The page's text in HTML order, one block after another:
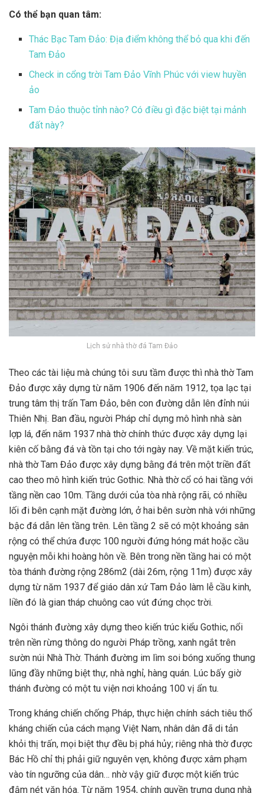
Có thể bạn quan tâm:
Thác Bạc Tam Đảo: Địa điểm không thể bỏ qua khi đến
Tam Đảo
Check in cổng trời Tam Đảo Vĩnh Phúc với view huyền
ảo
Tam Đảo thuộc tỉnh nào? Có điều gì đặc biệt tại mảnh
đất này?
Lịch sử nhà thờ đá Tam Đảo
Theo các tài liệu mà chúng tôi sưu tầm được thì nhà thờ Tam
Đảo được xây dựng từ năm 1906 đến năm 1912, tọa lạc tại
trung tâm thị trấn Tam Đảo, bên con đường dẫn lên đỉnh núi
Thiên Nhị. Ban đầu, người Pháp chỉ dựng mô hình nhà sàn
lợp lá, đến năm 1937 nhà thờ chính thức được xây dựng lại
kiên cố bằng đá và tồn tại cho tới ngày nay. Về mặt kiến trúc,
nhà thờ Tam Đảo được xây dựng bằng đá trên một triền đất
cao theo mô hình kiến trúc Gothic. Nhà thờ cổ có hai tầng với
tầng nền cao 10m. Tầng dưới của tòa nhà rộng rãi, có nhiều
lối đi bên cạnh mặt đường lớn, ở hai bên sườn nhà với những
bậc đá dẫn lên tầng trên. Lên tầng 2 sẽ có một khoảng sân
rộng có thể chứa được 100 người đứng hóng mát hoặc cầu
nguyện mỗi khi hoàng hôn về. Bên trong nền tầng hai có một
tòa thánh đường rộng 286m2 (dài 26m, rộng 11m) được xây
dựng từ năm 1937 để giáo dân xứ Tam Đảo làm lễ cầu kinh,
liền đó là gian tháp chuông cao vút đứng chọc trời.
Ngôi thánh đường xây dựng theo kiến trúc kiểu Gothic, nổi
trên nền rừng thông do người Pháp trồng, xanh ngắt trên
sườn núi Nhà Thờ. Thánh đường im lìm soi bóng xuống thung
lũng đầy những biệt thự, nhà nghỉ, hàng quán. Lúc bấy giờ
thánh đường có một tu viện nơi khoảng 100 vị ẩn tu.
Trong kháng chiến chống Pháp, thực hiện chính sách tiêu thổ
kháng chiến của cách mạng Việt Nam, nhân dân đã di tản
khỏi thị trấn, mọi biệt thự đều bị phá hủy; riêng nhà thờ được
Bác Hồ chỉ thị phải giữ nguyên vẹn, không được xâm phạm
vào tín ngưỡng của dân… nhờ vậy giữ được một kiến trúc
đậm nét văn hóa. Từ năm 1954, chính quyền trưng dụng nhà